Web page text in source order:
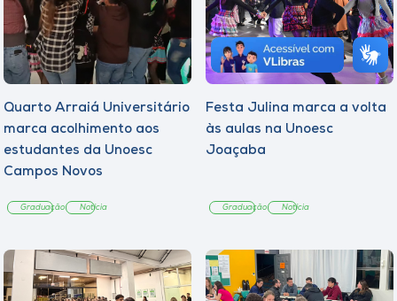
Quarto Arraiá Universitário
marca acolhimento aos
estudantes da Unoesc
Campos Novos
Graduação Notícia
Festa Julina marca a volta
às aulas na Unoesc
Joaçaba
Graduação Notícia